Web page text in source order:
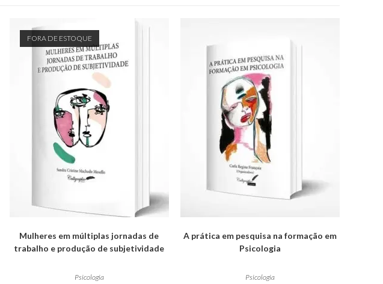
FORA DE ESTOQUE
Mulheres em múltiplas jornadas de
trabalho e produção de subjetividade
Psicologia
A prática em pesquisa na formação em
Psicologia
Psicologia